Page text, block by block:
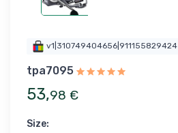
v1|310749404656|911155829424
tpa7095
53,98 €
Size: